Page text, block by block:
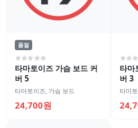
품절
타마토이즈 가슴 보드 커
버 5
타마토이즈, 가슴 보드
24,700원
타마
버 3
타마